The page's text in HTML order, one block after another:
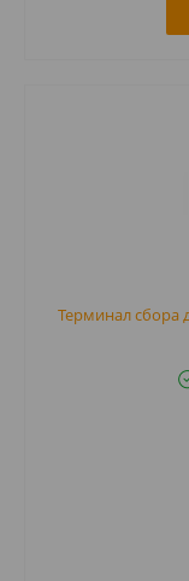
Терминал сбора